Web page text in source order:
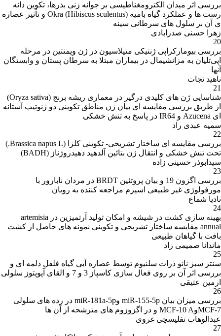
بررسی اثر میدان الکترومغناطیسی بر جوانه زنی بذرها، تکوین دانه
رست ها و عملکرد گیاه بامیه Okra (Hibiscus sculentus) و تأثیر عصاره
ی آن بر سلول های سرطانی سینه
زهرا حسنی صدرابادی
20
بررسی بیومارکراپی ژنتیکی متیلاسیون در ژن ویمنتین در مرحله
اپی‌تلیان به مزانشیمال در بیماران مبتلا به سرطان پستان و وابستگان
آنها
ناهید نجات
21
شناسایی ژن های کلیدی درگیر در معماری ریشه برنج (Oryza sativa)
از طریق بررسی مقایسه ای بیان ژن مناطق تکوینی دو ژنوتیپ آستانه
ای Azucena و IR64 در پاسخ به تنش خشکی
سمیه عبدی راد
22
بررسی مقایسه ای ساختار تشریحی- تکوینی کلزا (Brassica napus L.)
تحت تنش خشکی و انتقال ژن بتائین آلدهید دهیدروژناز (BADH)
سیدابوذر حسینی زاده
23
بررسی اگزون 19 و بیان پروتئین BRDT در مردان نابارور با
مورفولوژی غیر طبیعی اسپرم مراجعه کننده به رویان
نادیا شماع
24
بهینه سازی کشت در شیشه و امکان تولید آرتمیزین در artemisia
annual مقایسه ساختار تشریحی و تکوینی نمونه های حاصل از کشت
بافت با گیاهان طبیعی
ماندانا صمیمی زاد
25
سنتز سبز نانو ذرات سلنیوم توسط عصاره آبی گیاه فلفل دلمه ای و
بررسی اثر آن بر روی فعال سازی کاسپاز 3 و 7 و القای آپوپتوز سلولی
ارمین عتیقی
26
بررسی میزان بیان miR-155-5p وmiR-181a-5p در رده های سلولی
MCF-7وMCF-10 A و در اگزوزوم های مترشحه از آن ها
عبدالوهاب تفلیسچی غروی
27